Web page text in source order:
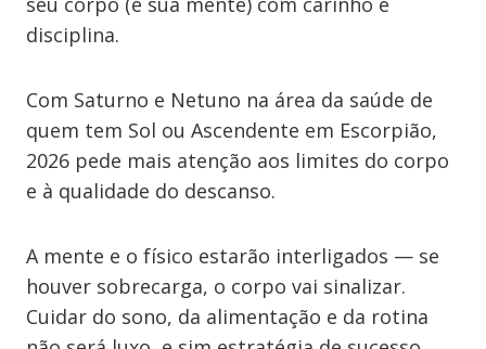
disciplina.
Com Saturno e Netuno na área da saúde de
quem tem Sol ou Ascendente em Escorpião,
2026 pede mais atenção aos limites do corpo
e à qualidade do descanso.
A mente e o físico estarão interligados — se
houver sobrecarga, o corpo vai sinalizar.
Cuidar do sono, da alimentação e da rotina